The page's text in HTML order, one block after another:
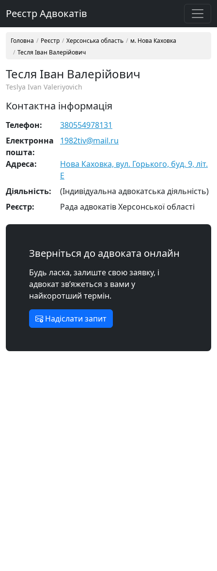
Реєстр Адвокатів
Головна Реєстр Херсонська область
м. Нова Каховка
Тесля Іван Валерійович
Тесля Іван Валерійович
Teslya Ivan Valeriyovich
Контактна інформація
Телефон:
380554978131
Електронна
пошта:
1982tiv@mail.ru
Адреса:
Нова Каховка, вул. Горького, буд. 9, літ.
Е
Діяльність:
(Індивідуальна адвокатська діяльність)
Реєстр:
Рада адвокатів Херсонської області
Зверніться до адвоката онлайн
Будь ласка, залиште свою заявку, і
адвокат зв’яжеться з вами у
найкоротший термін.
Надіслати запит